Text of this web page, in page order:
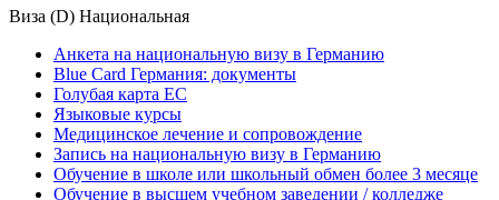
Виза (D) Национальная
Анкета на национальную визу в Германию
Blue Card Германия: документы
Голубая карта ЕС
Языковые курсы
Медицинское лечение и сопровождение
Запись на национальную визу в Германию
Обучение в школе или школьный обмен более 3 месяце
Обучение в высшем учебном заведении / колледже